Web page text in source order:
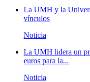
La UMH y la
vínculos
Noticia
La UMH lidera un
euros para la...
Noticia